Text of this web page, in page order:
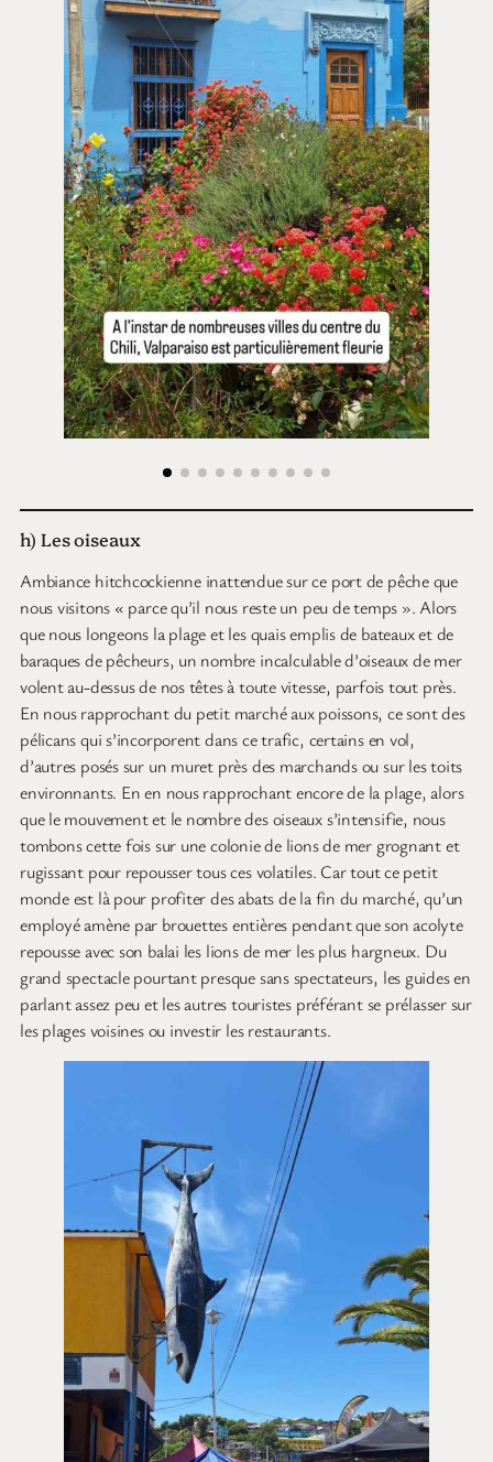
h) Les oiseaux
Ambiance hitchcockienne inattendue sur ce port de pêche que
nous visitons « parce qu’il nous reste un peu de temps ». Alors
que nous longeons la plage et les quais emplis de bateaux et de
baraques de pêcheurs, un nombre incalculable d’oiseaux de mer
volent au-dessus de nos têtes à toute vitesse, parfois tout près.
En nous rapprochant du petit marché aux poissons, ce sont des
pélicans qui s’incorporent dans ce trafic, certains en vol,
d’autres posés sur un muret près des marchands ou sur les toits
environnants. En en nous rapprochant encore de la plage, alors
que le mouvement et le nombre des oiseaux s’intensifie, nous
tombons cette fois sur une colonie de lions de mer grognant et
rugissant pour repousser tous ces volatiles. Car tout ce petit
monde est là pour profiter des abats de la fin du marché, qu’un
employé amène par brouettes entières pendant que son acolyte
repousse avec son balai les lions de mer les plus hargneux. Du
grand spectacle pourtant presque sans spectateurs, les guides en
parlant assez peu et les autres touristes préférant se prélasser sur
les plages voisines ou investir les restaurants.